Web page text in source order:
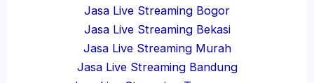
Jasa Live Streaming Bogor
Jasa Live Streaming Bekasi
Jasa Live Streaming Murah
Jasa Live Streaming Bandung